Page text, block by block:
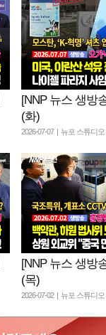
[NNP 뉴스 생방
(화)
2026-07-07 | 뉴포 스튜디오
[NNP 뉴스 생방
(목)
2026-07-02 | 뉴포 스튜디오